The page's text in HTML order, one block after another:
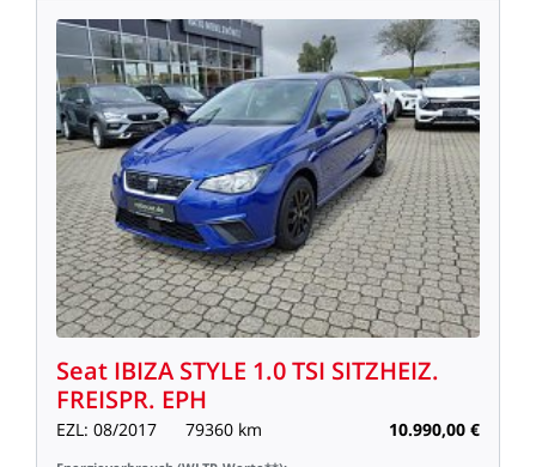
Seat IBIZA STYLE 1.0TSI SITZHEIZ.
FREISPR. EPH
EZL: 08/2017 79360 km 10.990,00 €